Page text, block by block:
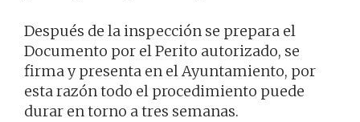
Después de la inspección se prepara el
Documento por el Perito autorizado, se
firma y presenta en el Ayuntamiento, por
esta razón todo el procedimiento puede
durar en torno a tres semanas.